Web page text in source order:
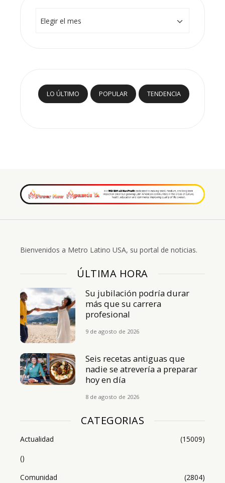
LO ÚLTIMO POPULAR TENDENCIA
Bienvenidos a Metro Latino USA, su portal de noticias.
ÚLTIMA HORA
Su jubilación podría durar
más que su carrera
profesional
9 de agosto de 2026
Seis recetas antiguas que
nadie se atrevería a preparar
hoy en día
8 de agosto de 2026
CATEGORIAS
Actualidad
(15009)
()
Comunidad
(2804)